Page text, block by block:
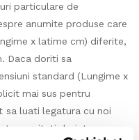
particulare de
anumite produse care
x latime cm) diferite,
Daca doriti sa
standard (Lungime x
mai sus pentru
luati legatura cu noi
transmiteti dorinta